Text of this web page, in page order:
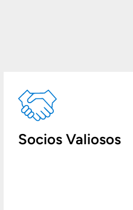
Socios Valiosos